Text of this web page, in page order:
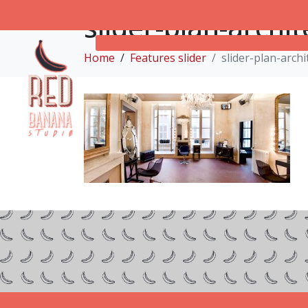
slider-plan-
Home Features slider slider-plan-